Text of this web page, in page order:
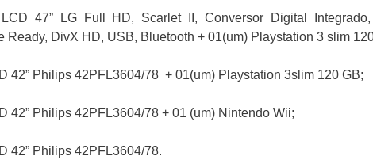
47” LG Full HD, Scarlet II, Conversor Digital
Ready, DivX HD, USB, Bluetooth + 01(um) Playstation 3 slim
42” Philips 42PFL3604/78 + 01(um) Playstation 3slim 120 GB;
42” Philips 42PFL3604/78 + 01 (um) Nintendo Wii;
42” Philips 42PFL3604/78.